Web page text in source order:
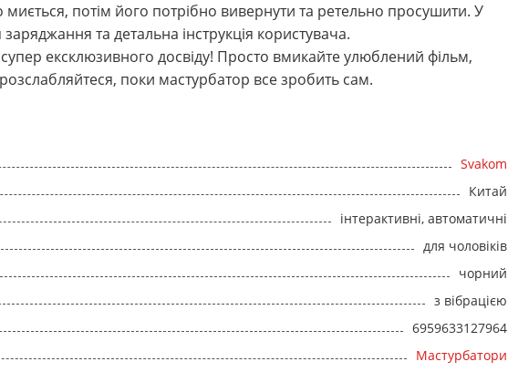
миється, потім його потрібно вивернути та ретельно просушити. У
та детальна інструкція користувача.
ексклюзивного досвіду! Просто вмикайте улюблений фільм,
поки мастурбатор все зробить сам.
Svakom
Китай
інтерактивні, автоматичні
для чоловіків
чорний
з вібрацією
6959633127964
Мастурбатори